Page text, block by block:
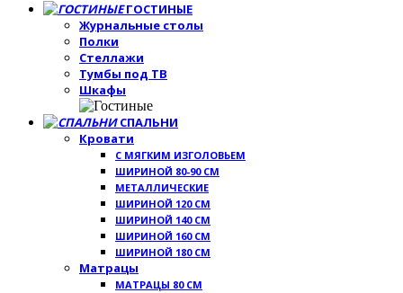
ГОСТИНЫЕ
Журнальные столы
Полки
Стеллажи
Тумбы под ТВ
Шкафы
СПАЛЬНИ
Кровати
С МЯГКИМ ИЗГОЛОВЬЕМ
ШИРИНОЙ 80-90 СМ
МЕТАЛЛИЧЕСКИЕ
ШИРИНОЙ 120 СМ
ШИРИНОЙ 140 СМ
ШИРИНОЙ 160 СМ
ШИРИНОЙ 180 СМ
Матрацы
МАТРАЦЫ 80 СМ